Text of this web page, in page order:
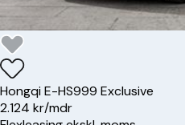
HongqiE-HS999 Exclusive
2.124 kr/mdr